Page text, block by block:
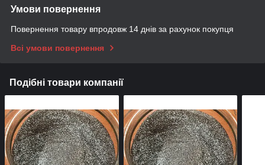
Умови повернення
Повернення товару впродовж 14 днів за рахунок покупця
Всі умови повернення
Подібні товари компанії